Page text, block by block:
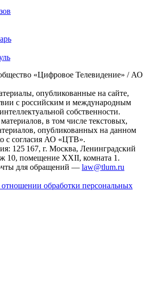
«Цифровое Телевидение» / АО
опубликованные на сайте,
с российским и международным
собственности.
в том числе текстовых,
опубликованных на данном
с согласия АО «ЦТВ».
125 167, г. Москва, Ленинградский
10, помещение XXII, комната 1.
для обращений — law@tlum.ru
обработки персональных